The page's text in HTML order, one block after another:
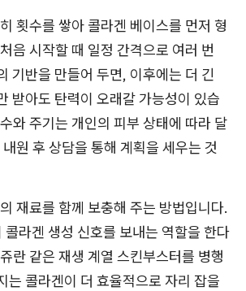
횟수를 쌓아 콜라겐 베이스를 먼저 형
음 시작할 때 일정 간격으로 여러 번
기반을 만들어 두면, 이후에는 더 긴
받아도 탄력이 오래갈 가능성이 있습
와 주기는 개인의 피부 상태에 따라 달
원 후 상담을 통해 계획을 세우는 것
재료를 함께 보충해 주는 방법입니다.
라겐 생성 신호를 보내는 역할을 한다
란 같은 재생 계열 스킨부스터를 병행
는 콜라겐이 더 효율적으로 자리 잡을